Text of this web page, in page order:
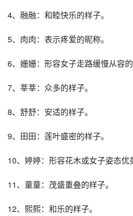
4、融融：和睦快乐的样子。
5、肉肉：表示疼爱的昵称。
6、姗姗：形容女子走路缓慢从容的
7、莘莘：众多的样子。
8、舒舒：安适的样子。
9、田田：莲叶盛密的样子。
10、婷婷：形容花木或女子姿态优
11、童童：茂盛重叠的样子。
12、熙熙：和乐的样子。